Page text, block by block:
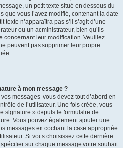
un petit texte situé en dessous du
que vous l’avez modifié, contenant la date
n’apparaîtra pas s’il s’agit d’une
ou un administrateur, bien qu’ils
concernant leur modification. Veuillez
peuvent pas supprimer leur propre
à mon message ?
messages, vous devez tout d’abord en
de l’utilisateur. Une fois créée, vous
signature » depuis le formulaire de
Vous pouvez également ajouter une
messages en cochant la case appropriée
Si vous choisissez cette dernière
sur chaque message votre souhait